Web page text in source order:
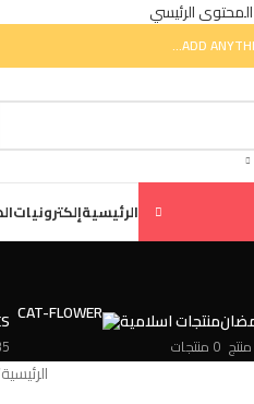
الرئيسي
ADD
الرئيسيةإلكترونيات
منتجات اسلامية
0 منتجات
الرئيسية